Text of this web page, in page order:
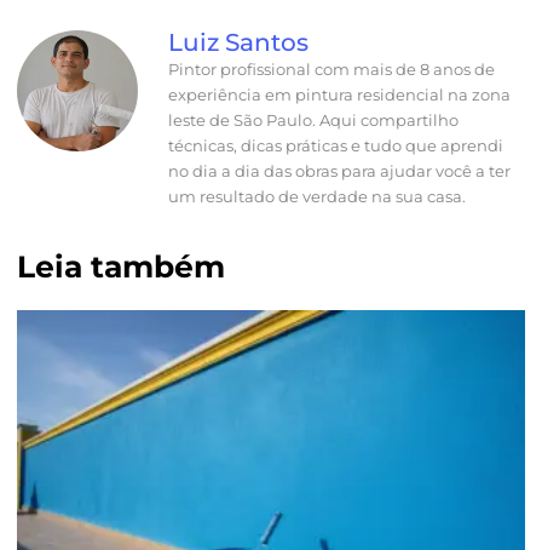
Luiz Santos
Pintor profissional com mais de 8 anos de
experiência em pintura residencial na zona
leste de São Paulo. Aqui compartilho
técnicas, dicas práticas e tudo que aprendi
no dia a dia das obras para ajudar você a ter
um resultado de verdade na sua casa.
Leia também